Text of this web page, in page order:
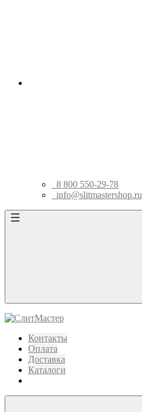
8 800 550-29-78
info@slitmastershop.ru
Контакты
Оплата
Доставка
Каталоги